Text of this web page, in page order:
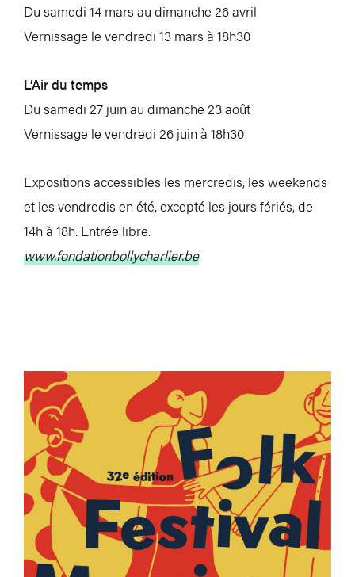
Du samedi 14 mars au dimanche 26 avril
Vernissage le vendredi 13 mars à 18h30
L’Air du temps
Du samedi 27 juin au dimanche 23 août
Vernissage le vendredi 26 juin à 18h30
Expositions accessibles les mercredis, les weekends
et les vendredis en été, excepté les jours fériés, de
14h à 18h. Entrée libre.
www.fondationbollycharlier.be